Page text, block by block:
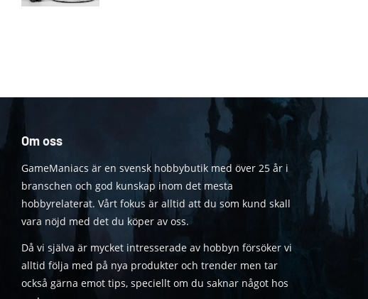
Om oss
GameManiacs är en svensk hobbybutik med över 25 år i
branschen och god kunskap inom det mesta
hobbyrelaterat. Vårt fokus är alltid att du som kund skall
vara nöjd med det du köper av oss.
Då vi själva är mycket intresserade av hobbyn försöker vi
alltid följa med på nya produkter och trender men tar
också gärna emot tips, speciellt om du saknar något hos